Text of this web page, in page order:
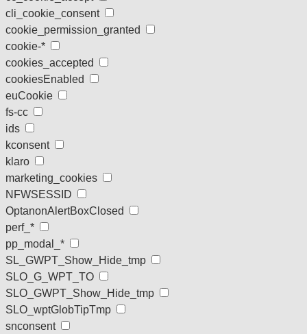
cli_cookie_consent
cookie_permission_granted
cookie-*
cookies_accepted
cookiesEnabled
euCookie
fs-cc
ids
kconsent
klaro
marketing_cookies
NFWSESSID
OptanonAlertBoxClosed
perf_*
pp_modal_*
SL_GWPT_Show_Hide_tmp
SLO_G_WPT_TO
SLO_GWPT_Show_Hide_tmp
SLO_wptGlobTipTmp
snconsent